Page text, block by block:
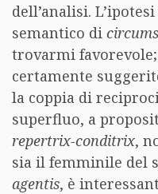
dell’analisi.
semantico di
trovarmi
certamente
la coppia di
superfluo, a
repertrix-conditrix,
sia il femminile del
agentis, è